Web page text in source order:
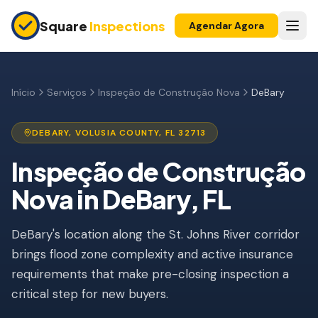
Square Inspections Agendar Agora
Inspeção Pré-Compra
Garantia 11 Meses
Inspeção de Apartamento
Inspeção Pré-Listagem
Imóvel para Investimento
INSPEÇÕES DE SEGURO
Inspeção 4 Pontos
Início Serviços Inspeção de Construção Nova DeBary
DEBARY, VOLUSIA COUNTY, FL 32713
Inspeção de Construção
NovainDeBary, FL
DeBary's location along the St. Johns River corridor
brings flood zone complexity and active insurance
requirements that make pre-closing inspection a
critical step for new buyers.